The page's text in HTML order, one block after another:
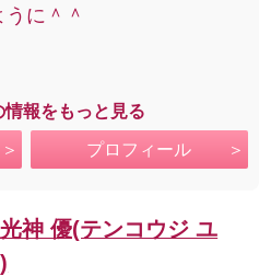
に＾＾
報をもっと見る
プロフィール
神 優(テンコウジ ユ